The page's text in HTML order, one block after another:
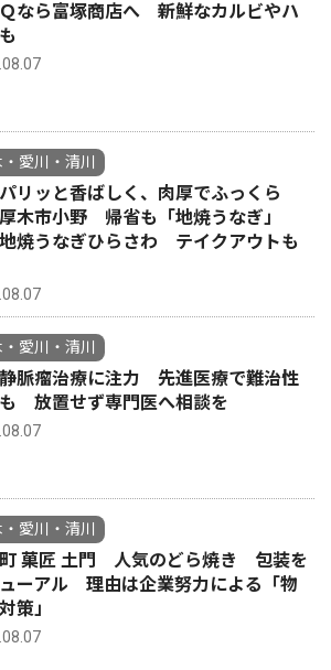
なら富塚商店へ 新鮮なカルビやハ
愛川・清川
リッと香ばしく、肉厚でふっくら
市小野 帰省も「地焼うなぎ」
焼うなぎひらさわ テイクアウトも
愛川・清川
脈瘤治療に注力 先進医療で難治性
放置せず専門医へ相談を
愛川・清川
菓匠 土門 人気のどら焼き 包装を
ーアル 理由は企業努力による「物
策」